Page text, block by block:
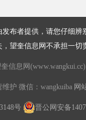
布者提供，请您仔细辨
望奎信息网不承担一切
信息网(www.wangkui.cc)
维护 微信：wangkuiba 网
号 晋公网安备